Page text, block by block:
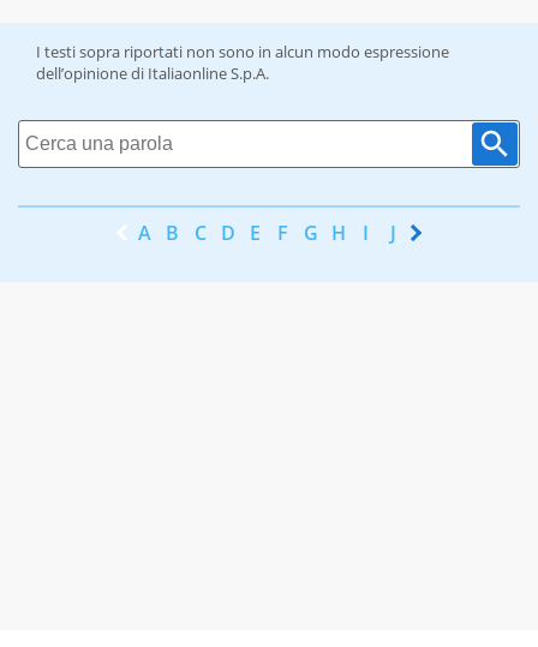
I testi sopra riportati non sono in alcun modo espressione
dell’opinione di Italiaonline S.p.A.
A B C D E F G H I J K